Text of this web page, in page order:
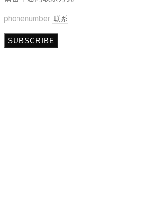
phonenumber
SUBSCRIBE